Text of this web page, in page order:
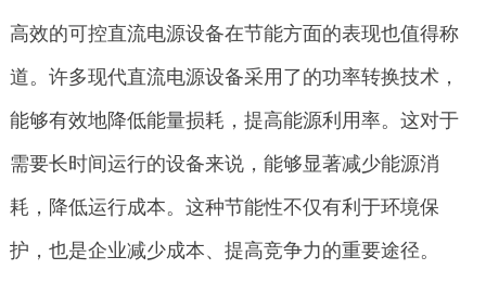
高效的可控直流电源设备在节能方面的表现也值得称
道。许多现代直流电源设备采用了的功率转换技术，
能够有效地降低能量损耗，提高能源利用率。这对于
需要长时间运行的设备来说，能够显著减少能源消
耗，降低运行成本。这种节能性不仅有利于环境保
护，也是企业减少成本、提高竞争力的重要途径。